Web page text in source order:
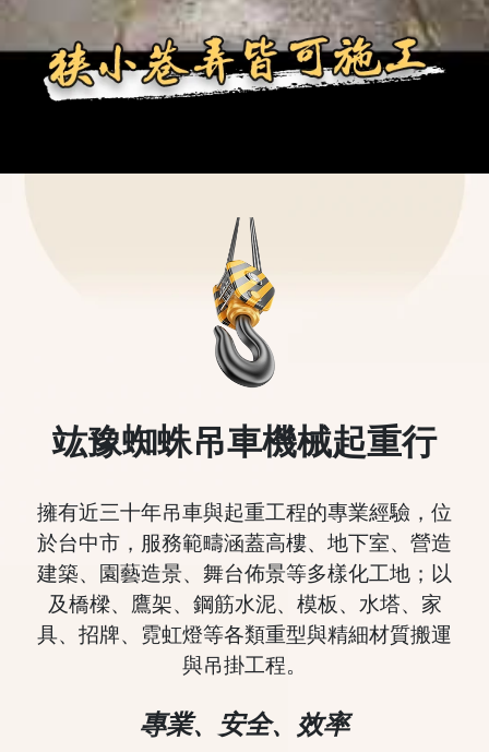
竑豫蜘蛛吊車機械起重行
擁有近三十年吊車與起重工程的專業經驗，位
於台中市，服務範疇涵蓋高樓、地下室、營造
建築、園藝造景、舞台佈景等多樣化工地；以
及橋樑、鷹架、鋼筋水泥、模板、水塔、家
具、招牌、霓虹燈等各類重型與精細材質搬運
與吊掛工程。
專業、安全、效率